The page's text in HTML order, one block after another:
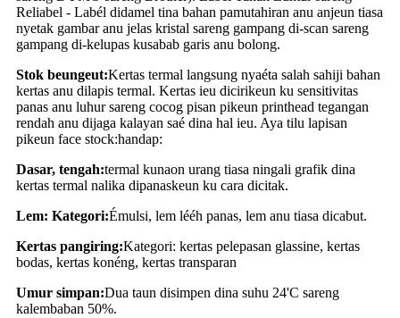
Reliabel - Labél didamel tina bahan pamutahiran anu anjeun tiasa
nyetak gambar anu jelas kristal sareng gampang di-scan sareng
gampang di-kelupas kusabab garis anu bolong.
Stok beungeut:Kertas termal langsung nyaéta salah sahiji bahan
kertas anu dilapis termal. Kertas ieu dicirikeun ku sensitivitas
panas anu luhur sareng cocog pisan pikeun printhead tegangan
rendah anu dijaga kalayan saé dina hal ieu. Aya tilu lapisan
pikeun face stock:handap:
Dasar, tengah:termal kunaon urang tiasa ningali grafik dina
kertas termal nalika dipanaskeun ku cara dicitak.
Lem: Kategori:Émulsi, lem lééh panas, lem anu tiasa dicabut.
Kertas pangiring:Kategori: kertas pelepasan glassine, kertas
bodas, kertas konéng, kertas transparan
Umur simpan:Dua taun disimpen dina suhu 24'C sareng
kalembaban 50%.